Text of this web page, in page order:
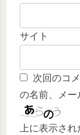
サイト
次回のコ
の名前、メー
上に表示さ